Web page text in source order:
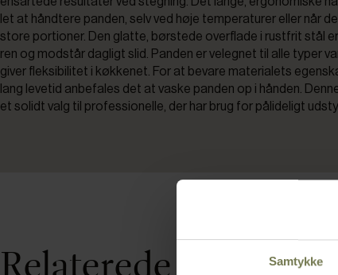
Samtykke
let at håndtere panden, selv ved høje temperaturer eller når
store portioner. Den glatte, børstede overflade i rustfrit stål
ren og modstår dagligt slid. Panden er velegnet til alle typer
giver fleksibilitet i køkkenet. For at bevare materialets
lang levetid anbefales det at vaske panden op i hånden.
et solidt valg til professionelle, der har brug for pålideligt